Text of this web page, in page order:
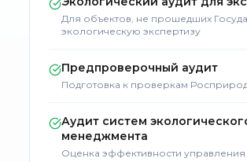
Для объектов, не прошедших
экологическую экспертизу
Предпроверочный аудит
Подготовка к проверкам
Аудит систем
менеджмента
Оценка эффективности управления